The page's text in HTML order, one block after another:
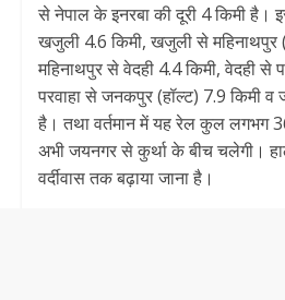
से नेपाल के इनरबा की दूरी 4 किमी है।
खजुली 4.6 किमी, खजुली से महिनाथपुर
महिनाथपुर से वेदही 4.4 किमी, वेदही से
परवाहा से जनकपुर (हॉल्ट) 7.9 किमी
है। तथा वर्तमान में यह रेल कुल लगभग
अभी जयनगर से कुर्था के बीच चलेगी।
वर्दीवास तक बढ़ाया जाना है।